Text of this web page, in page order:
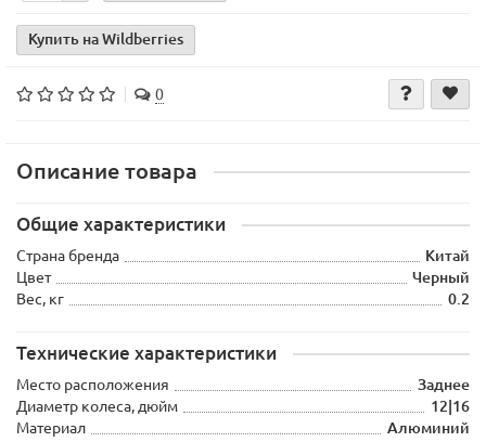
Купить на Wildberries
0
Описание товара
Общие характеристики
Страна бренда
Китай
Цвет
Черный
Вес, кг
0.2
Технические характеристики
Место расположения
Заднее
Диаметр колеса, дюйм
12|16
Материал
Алюминий